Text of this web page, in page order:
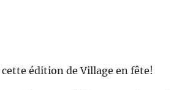
édition de Village en fête!